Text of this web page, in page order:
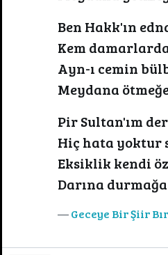
Ben Hakk'ın
Kem
Ayn-ı cemin
Meydana
Pir Sultan'ım
Hiç hata yoktur
Eksiklik kendi
Darına
Geceye Bir Şiir